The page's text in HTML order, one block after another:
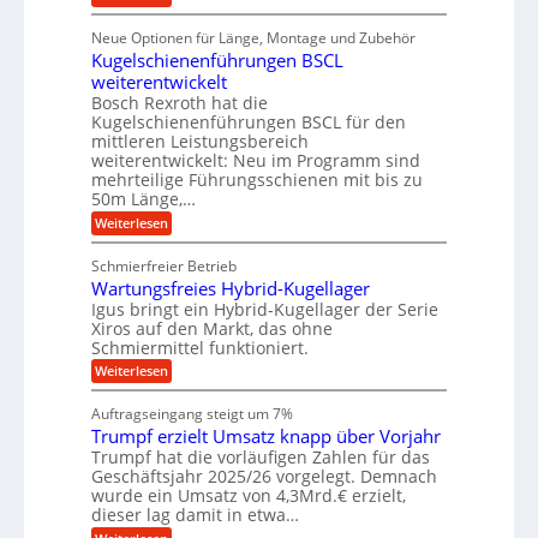
e
U
m
g
e
b
u
n
g
n
a
n
g
l
e
n
r
r
ä
i
s
e
H
u
b
b
e
w
e
g
u
n
g
e
n
f
r
A
u
t
o
m
o
t
i
v
e
u
n
d
M
a
s
c
h
i
n
n
b
a
u
D
g
i
t
a
l
e
r
W
e
r
k
z
e
u
g
k
r
e
i
s
l
a
u
f
Neue Optionen für Länge, Montage und Zubehör
Kugelschienenführungen BSCL
weiterentwickelt
Bosch Rexroth hat die
Kugelschienenführungen BSCL für den
mittleren Leistungsbereich
weiterentwickelt: Neu im Programm sind
mehrteilige Führungsschienen mit bis zu
50m Länge,…
Weiterlesen:
K
g
e
l
s
c
h
i
e
e
n
f
ü
h
r
u
Schmierfreier Betrieb
Wartungsfreies Hybrid-Kugellager
Igus bringt ein Hybrid-Kugellager der Serie
Xiros auf den Markt, das ohne
Schmiermittel funktioniert.
Weiterlesen:
W
r
t
u
n
g
s
f
Auftragseingang steigt um 7%
Trumpf erzielt Umsatz knapp über Vorjahr
Trumpf hat die vorläufigen Zahlen für das
Geschäftsjahr 2025/26 vorgelegt. Demnach
wurde ein Umsatz von 4,3Mrd.€ erzielt,
dieser lag damit in etwa…